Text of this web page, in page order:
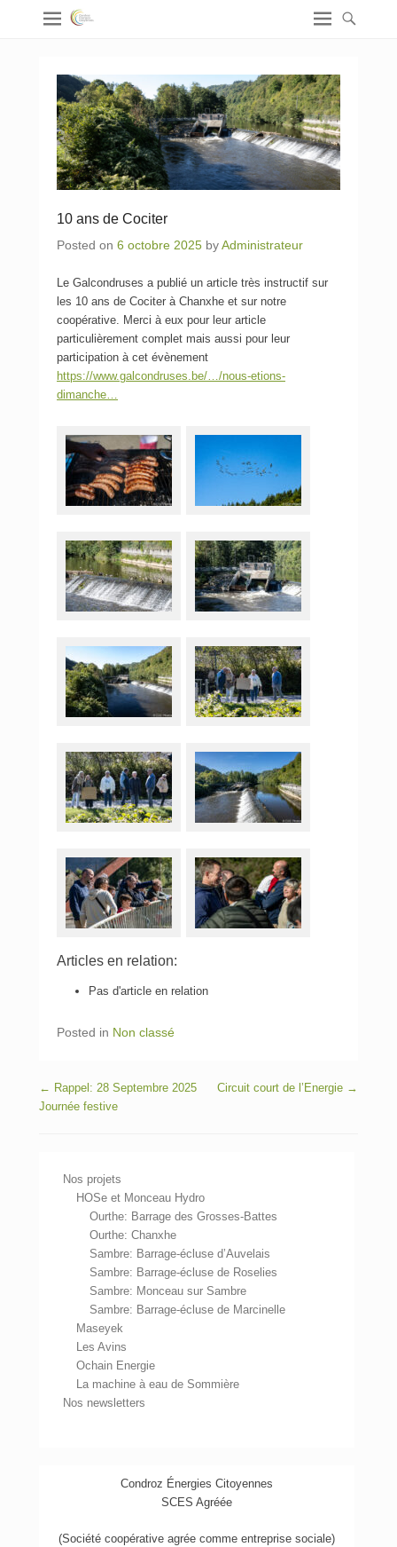
10 ans de Cociter
Posted on 6 octobre 2025 byAdministrateur
Le Galcondruses a publié un article très instructif sur
les 10 ans de Cociter à Chanxhe et sur notre
coopérative. Merci à eux pour leur article
particulièrement complet mais aussi pour leur
participation à cet évènement
https://www.galcondruses.be/…/nous-etions-
dimanche…
Articles en relation:
Pas d'article en relation
Posted in Non classé
Post navigation
← Rappel: 28 Septembre 2025
Journée festive
Circuit court de l’Energie →
Nos projets
HOSe et Monceau Hydro
Ourthe: Barrage des Grosses-Battes
Ourthe: Chanxhe
Sambre: Barrage-écluse d’Auvelais
Sambre: Barrage-écluse de Roselies
Sambre: Monceau sur Sambre
Sambre: Barrage-écluse de Marcinelle
Maseyek
Les Avins
Ochain Energie
La machine à eau de Sommière
Nos newsletters
Condroz Énergies Citoyennes
SCES Agréée
(Société coopérative agrée comme entreprise sociale)